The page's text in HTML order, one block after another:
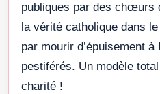
publiques par des chœurs
la vérité catholique dans
par mourir d’épuisement
pestiférés. Un modèle
charité !